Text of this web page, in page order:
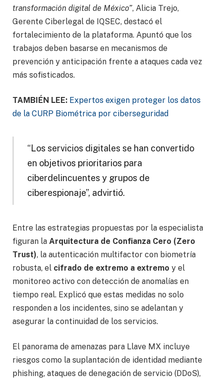
transformación digital de México”, Alicia Trejo,
Gerente Ciberlegal de IQSEC, destacó el
fortalecimiento de la plataforma. Apuntó que los
trabajos deben basarse en mecanismos de
prevención y anticipación frente a ataques cada vez
más sofisticados.
TAMBIÉN LEE: Expertos exigen proteger los datos
de la CURP Biométrica por ciberseguridad
“Los servicios digitales se han convertido
en objetivos prioritarios para
ciberdelincuentes y grupos de
ciberespionaje”, advirtió.
Entre las estrategias propuestas por la especialista
figuran la Arquitectura de Confianza Cero (Zero
Trust), la autenticación multifactor con biometría
robusta, el cifrado de extremo a extremo y el
monitoreo activo con detección de anomalías en
tiempo real. Explicó que estas medidas no solo
responden a los incidentes, sino se adelantan y
asegurar la continuidad de los servicios.
El panorama de amenazas para Llave MX incluye
riesgos como la suplantación de identidad mediante
phishing, ataques de denegación de servicio (DDoS),